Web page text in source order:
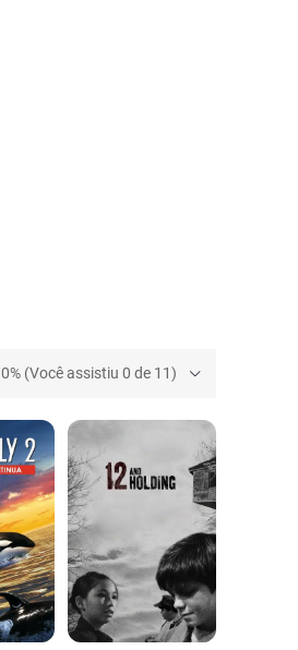
0% (Você assistiu 0 de 11)